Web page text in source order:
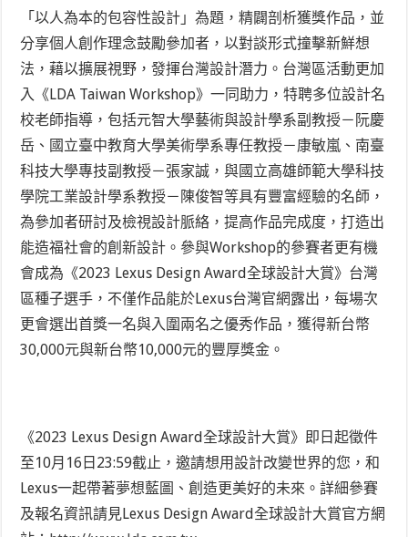
「以人為本的包容性設計」為題，精闢剖析獲獎作品，並
分享個人創作理念鼓勵參加者，以對談形式撞擊新鮮想
法，藉以擴展視野，發揮台灣設計潛力。台灣區活動更加
入《LDA Taiwan Workshop》一同助力，特聘多位設計名
校老師指導，包括元智大學藝術與設計學系副教授－阮慶
岳、國立臺中教育大學美術學系專任教授－康敏嵐、南臺
科技大學專技副教授－張家誠，與國立高雄師範大學科技
學院工業設計學系教授－陳俊智等具有豐富經驗的名師，
為參加者研討及檢視設計脈絡，提高作品完成度，打造出
能造福社會的創新設計。參與Workshop的參賽者更有機
會成為《2023 Lexus Design Award全球設計大賞》台灣
區種子選手，不僅作品能於Lexus台灣官網露出，每場次
更會選出首獎一名與入圍兩名之優秀作品，獲得新台幣
30,000元與新台幣10,000元的豐厚獎金。
《2023 Lexus Design Award全球設計大賞》即日起徵件
至10月16日23:59截止，邀請想用設計改變世界的您，和
Lexus一起帶著夢想藍圖、創造更美好的未來。詳細參賽
及報名資訊請見Lexus Design Award全球設計大賞官方網